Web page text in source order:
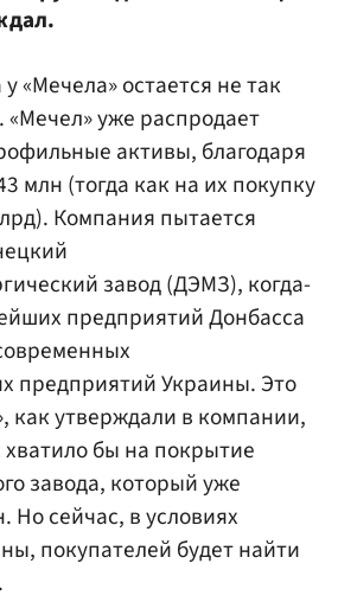
«Мечела» остается не так
«Мечел» уже распродает
активы, благодаря
млн (тогда как на их покупку
Компания пытается
завод (ДЭМЗ), когда-
предприятий Донбасса
предприятий Украины. Это
как утверждали в компании,
бы на покрытие
завода, который уже
Но сейчас, в условиях
покупателей будет найти